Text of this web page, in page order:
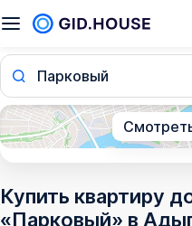
Парковый
Купить квартиру
«Парковый» в